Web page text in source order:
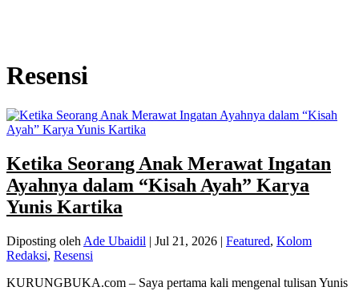
Resensi
Ketika Seorang Anak Merawat Ingatan
Ayahnya dalam “Kisah Ayah” Karya
Yunis Kartika
Diposting oleh Ade Ubaidil | Jul 21, 2026 | Featured, Kolom
Redaksi, Resensi
KURUNGBUKA.com – Saya pertama kali mengenal tulisan Yunis